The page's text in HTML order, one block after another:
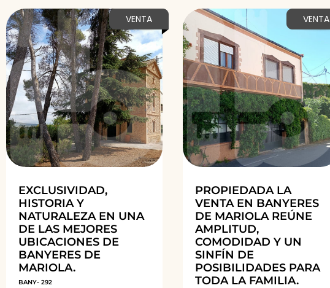
VENTA
EXCLUSIVIDAD,
HISTORIA Y
NATURALEZA EN UNA
DE LAS MEJORES
UBICACIONES DE
BANYERES DE
MARIOLA.
BANY- 292
VENTA
PROPIEDADA LA
VENTA EN BANYERES
DE MARIOLA REÚNE
AMPLITUD,
COMODIDAD Y UN
SINFÍN DE
POSIBILIDADES PARA
TODA LA FAMILIA.